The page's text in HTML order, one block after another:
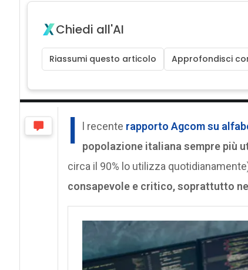
Chiedi all'AI
Riassumi questo articolo Approfondisci
I l recente rapporto Agcom su
popolazione italiana sempre più
circa il 90% lo utilizza
consapevole e critico, soprattutto